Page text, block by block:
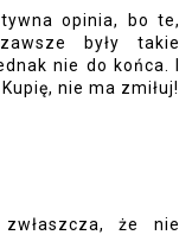
opinia, bo te,
były takie
nie do końca. I
nie ma zmiłuj!
że nie